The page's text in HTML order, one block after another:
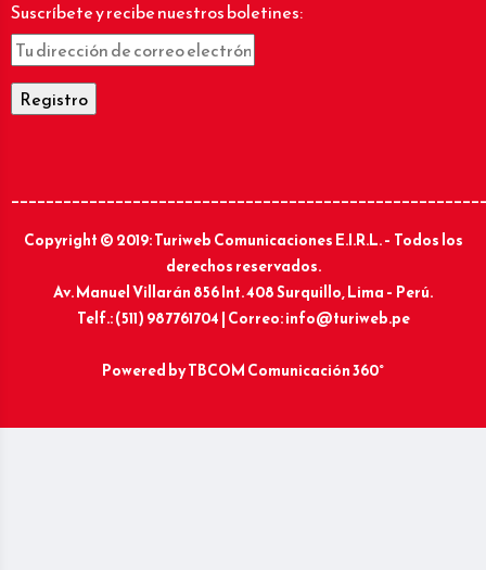
Suscríbete y recibe nuestros boletines:
Copyright © 2019: Turiweb Comunicaciones E.I.R.L. – Todos los
derechos reservados.
Av. Manuel Villarán 856 Int. 408 Surquillo, Lima – Perú.
Telf.: (511) 987761704 | Correo: info@turiweb.pe
Powered byTBCOM Comunicación 360°